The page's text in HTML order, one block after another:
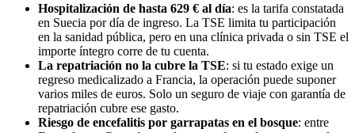
Hospitalización de hasta 629 € al día: es la tarifa constatada
en Suecia por día de ingreso. La TSE limita tu participación
en la sanidad pública, pero en una clínica privada o sin TSE el
importe íntegro corre de tu cuenta.
La repatriación no la cubre la TSE: si tu estado exige un
regreso medicalizado a Francia, la operación puede suponer
varios miles de euros. Solo un seguro de viaje con garantía de
repatriación cubre ese gasto.
Riesgo de encefalitis por garrapatas en el bosque: entre